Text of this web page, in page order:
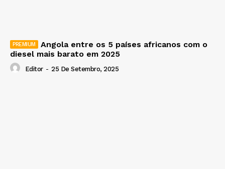
Angola entre os 5 países africanos com o
diesel mais barato em 2025
Editor - 25 De Setembro, 2025